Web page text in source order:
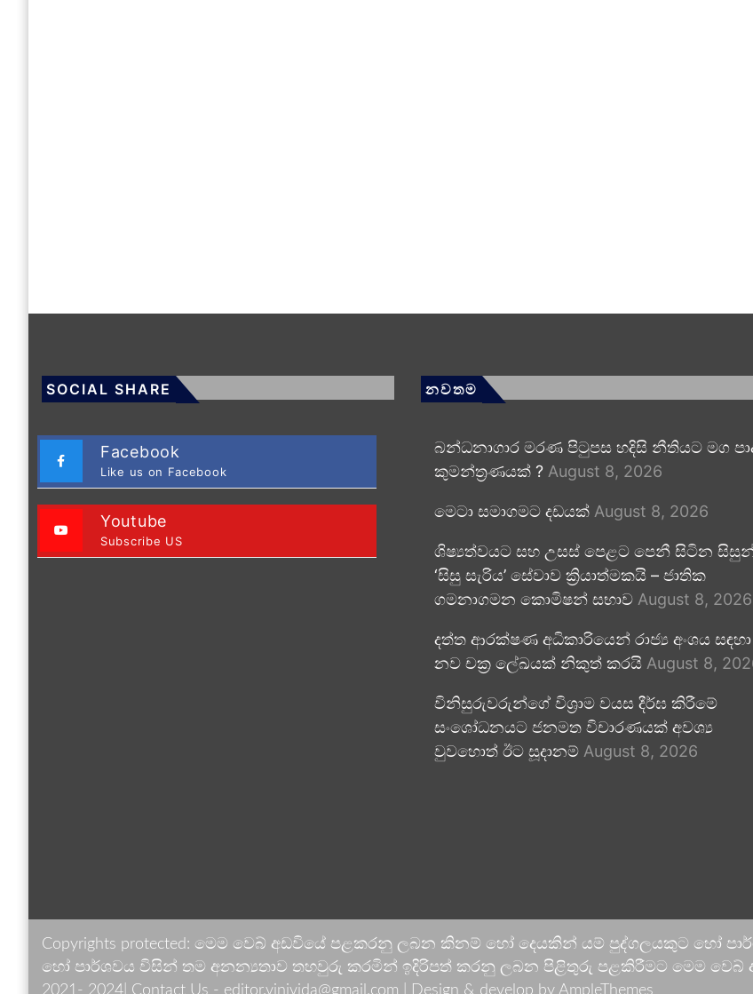
SOCIAL SHARE
Facebook
Like us on Facebook
Youtube
Subscribe US
නවතම
බන්ධනාගාර මරණ පිටුපස හදිසි නීතියට මග
කුමන්ත්‍රණයක් ? August 8, 2026
මෙටා සමාගමට දඩයක් August 8, 2026
ශිෂ්‍යත්වයට සහ උසස් පෙළට පෙනී සිටින
‘සිසු සැරිය’ සේවාව ක්‍රියාත්මකයි – ජාතික
ගමනාගමන කොමිෂන් සභාව August 8, 2026
දත්ත ආරක්ෂණ අධිකාරියෙන් රාජ්‍ය අංශය සඳහා
නව චක්‍ර ලේඛයක් නිකුත් කරයි August 8,
විනිසුරුවරුන්ගේ විශ්‍රාම වයස දීර්ඝ කිරීමේ
සංශෝධනයට ජනමත විචාරණයක් අවශ්‍ය
වුවහොත් ඊට සූදානම් August 8, 2026
Copyrights protected: මෙම වෙබ් අඩවියේ පළකරනු ලබන කිනම් හෝ දෙයකින් යම් පුද්ගලයකුට හෝ
හෝ පාර්ශවය විසින් තම අනන්‍යතාව තහවුරු කරමින් ඉදිරිපත් කරනු ලබන පිළිතුරු පළකිරීමට මෙම වෙබ්
2021- 2024| Contact Us - editor.vinivida@gmail.com |
Design & develop by AmpleThemes